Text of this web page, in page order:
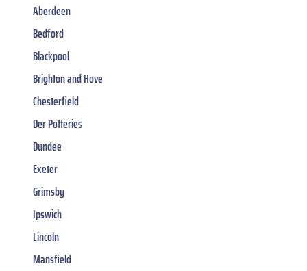
Aberdeen
Bedford
Blackpool
Brighton and Hove
Chesterfield
Der Potteries
Dundee
Exeter
Grimsby
Ipswich
Lincoln
Mansfield